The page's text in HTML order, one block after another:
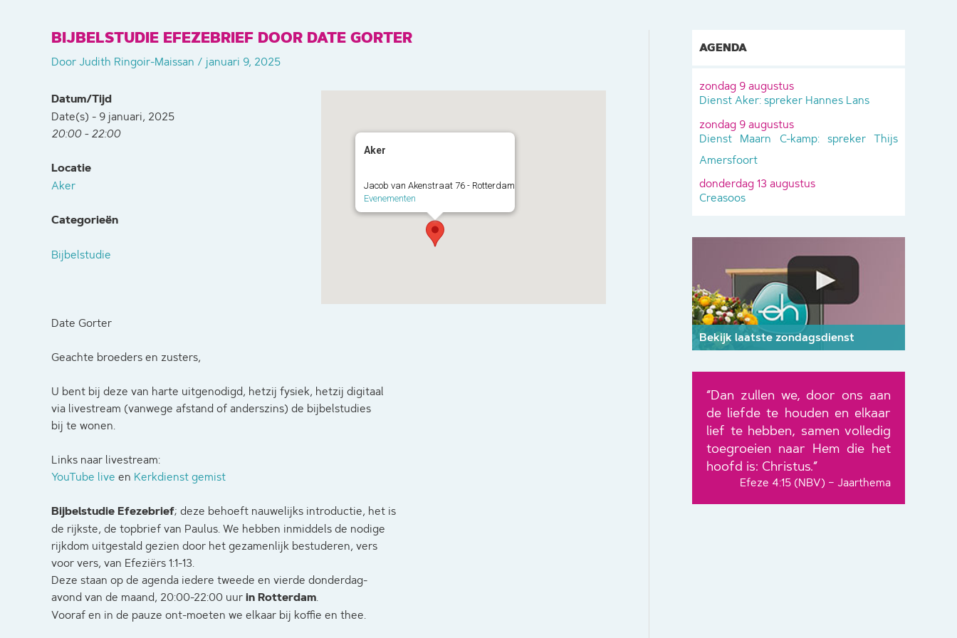
BIJBELSTUDIE EFEZEBRIEF DOOR DATE GORTER
Door Judith Ringoir-Maissan / januari 9, 2025
Aker
Jacob van Akenstraat 76 - Rotterdam
Evenementen
Datum/Tijd
Date(s) - 9 januari, 2025
20:00 - 22:00
Locatie
Aker
Categorieën
Bijbelstudie
Date Gorter
Geachte broeders en zusters,
U bent bij deze van harte uitgenodigd, hetzij fysiek, hetzij digitaal
via livestream (vanwege afstand of anderszins) de bijbelstudies
bij te wonen.
Links naar livestream:
YouTube live en Kerkdienst gemist
Bijbelstudie Efezebrief; deze behoeft nauwelijks introductie, het is
de rijkste, de topbrief van Paulus. We hebben inmiddels de nodige
rijkdom uitgestald gezien door het gezamenlijk bestuderen, vers
voor vers, van Efeziërs 1:1-13.
Deze staan op de agenda iedere tweede en vierde donderdag-
avond van de maand, 20:00-22:00 uurin Rotterdam.
Vooraf en in de pauze ont-moeten we elkaar bij koffie en thee.
AGENDA
zondag 9 augustus
Dienst Aker: spreker Hannes Lans
zondag 9 augustus
Dienst Maarn C-kamp: spreker Thijs
Amersfoort
donderdag 13 augustus
Creasoos
Bekijk laatste zondagsdienst
“Dan zullen we, door ons aan
de liefde te houden en elkaar
lief te hebben, samen volledig
toegroeien naar Hem die het
hoofd is: Christus.”
Efeze 4:15 (NBV) – Jaarthema